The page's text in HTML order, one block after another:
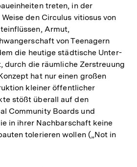
treten, in der
den Circulus vitiosus von
Armut,
von Teenagern
die heutige städtische Unter-
durch die räumliche Zerstreuung
hat nur einen großen
kleiner öffentlicher
stößt überall auf den
Community Boards und
in ihrer Nachbarschaft keine
tolerieren wollen („Not in